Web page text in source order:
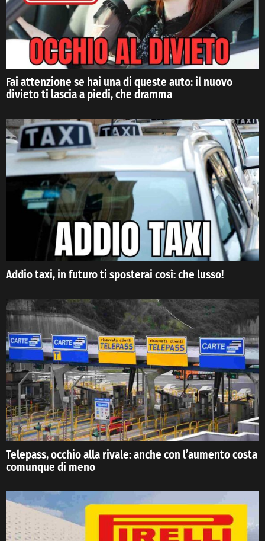
Fai attenzione se hai una di queste auto: il nuovo
divieto ti lascia a piedi, che dramma
Addio taxi, in futuro ti sposterai così: che lusso!
Telepass, occhio alla rivale: anche con l’aumento costa
comunque di meno